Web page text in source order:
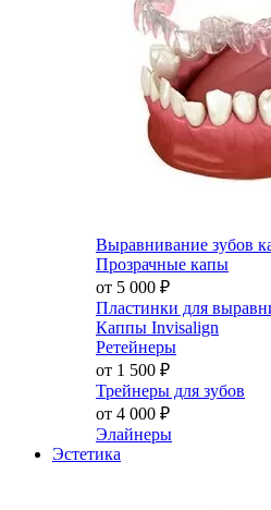
Выравнивание зубов
Прозрачные капы
от 5 000 ₽
Пластинки для
Каппы Invisalign
Ретейнеры
от 1 500 ₽
Трейнеры для зубов
от 4 000 ₽
Элайнеры
Эстетика